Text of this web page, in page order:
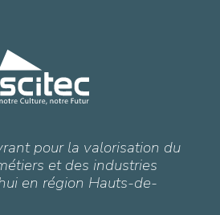
pour la valorisation du
et des industries
en région Hauts-de-